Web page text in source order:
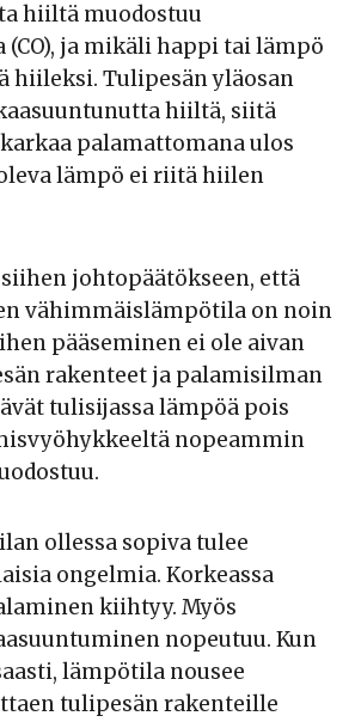
hiiltä muodostuu
ja mikäli happi tai lämpö
hiileksi. Tulipesän yläosan
hiiltä, siitä
palamattomana ulos
lämpö ei riitä hiilen
johtopäätökseen, että
vähimmäislämpötila on noin
pääseminen ei ole aivan
rakenteet ja palamisilman
tulisijassa lämpöä pois
nopeammin
ollessa sopiva tulee
ongelmia. Korkeassa
kiihtyy. Myös
nopeutuu. Kun
lämpötila nousee
tulipesän rakenteille